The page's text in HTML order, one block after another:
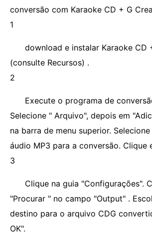
conversão com Karaoke CD + G
1
download e instalar Karaoke CD
(consulte Recursos) .
2
Execute o programa de
Selecione " Arquivo", depois em
na barra de menu superior.
áudio MP3 para a conversão. Clique
3
Clique na guia "Configurações".
"Procurar " no campo "Output" .
destino para o arquivo CDG
OK".